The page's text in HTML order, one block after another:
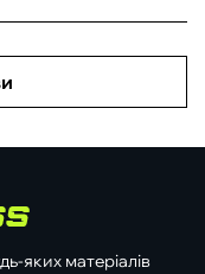
яких матеріалів